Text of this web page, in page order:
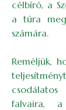
célbíró, a
a túra
számára.
Reméljük,
falvaira,